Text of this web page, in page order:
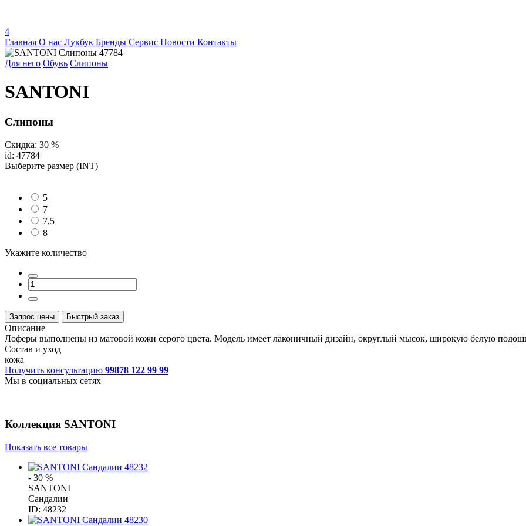
4
Главная О нас Лукбук Бренды Сервис Новости Контакты
Для него Обувь Слипоны
SANTONI
Слипоны
Скидка: 30 %
id: 47784
Выберите размер (INT)
5
7
7,5
8
Укажите количество
Запрос цены Быстрый заказ
Описание
Лоферы выполнены из матовой кожи серого цвета. Модель имеет лаконичный дизайн, округлый мысок, широкую белую
Состав и уход
кожа
Получить консультацию 99878 122 99 99
Мы в социальных сетях
Коллекция SANTONI
Показать все товары
- 30 %
SANTONI
Сандалии
ID: 48232